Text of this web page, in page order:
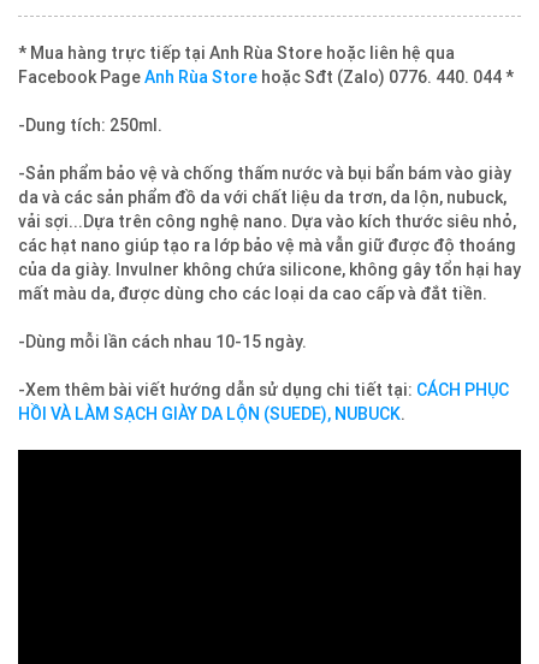
* Mua hàng trực tiếp tại Anh Rùa Store hoặc liên hệ qua
Facebook PageAnh Rùa Store hoặc Sđt (Zalo) 0776. 440. 044 *
-Dung tích: 250ml.
-Sản phẩm bảo vệ và chống thấm nước và bụi bẩn bám vào giày
da và các sản phẩm đồ da với chất liệu da trơn, da lộn, nubuck,
vải sợi...Dựa trên công nghệ nano. Dựa vào kích thước siêu nhỏ,
các hạt nano giúp tạo ra lớp bảo vệ mà vẫn giữ được độ thoáng
của da giày. Invulner không chứa silicone, không gây tổn hại hay
mất màu da, được dùng cho các loại da cao cấp và đắt tiền.
-Dùng mỗi lần cách nhau 10-15 ngày.
-Xem thêm bài viết hướng dẫn sử dụng chi tiết tại: CÁCH PHỤC
HỒI VÀ LÀM SẠCH GIÀY DA LỘN (SUEDE), NUBUCK.